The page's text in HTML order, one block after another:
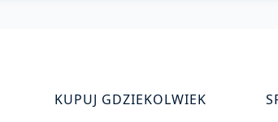
KUPUJ GDZIEKOLWIEK